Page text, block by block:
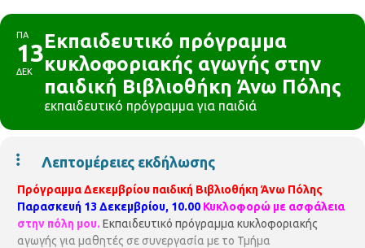
ΠΑ
13
ΔΕΚ
Εκπαιδευτικό πρόγραμμα
κυκλοφοριακής αγωγής στην
παιδική Βιβλιοθήκη Άνω Πόλης
εκπαιδευτικό πρόγραμμα για παιδιά
Λεπτομέρειες εκδήλωσης
Πρόγραμμα Δεκεμβρίου παιδική Βιβλιοθήκη Άνω Πόλης
Παρασκευή 13 Δεκεμβρίου, 10.00 Κυκλοφορώ με ασφάλεια
στην πόλη μου. Εκπαιδευτικό πρόγραμμα κυκλοφοριακής
αγωγής για μαθητές σε συνεργασία με το Τμήμα